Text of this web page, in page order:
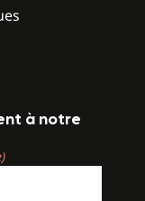
à notre